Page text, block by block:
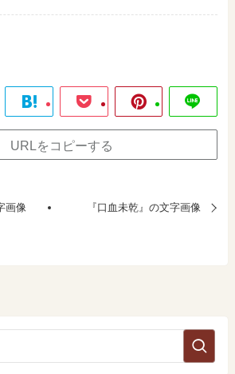
URLをコピーする
画像 『口血未乾』の文字画像